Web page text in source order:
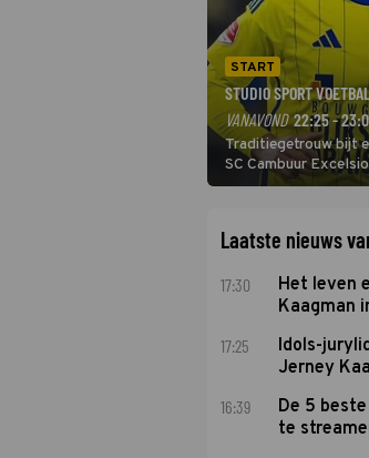
START
STUDIO SPORT
VANAVOND 22:25 -
Traditiegetrouw bijt
SC Cambuur
De nieuwe
Laatste nieuws
17:30
Het leven
Kaagman
17:25
Idols-
Jerney
16:39
De 5
te